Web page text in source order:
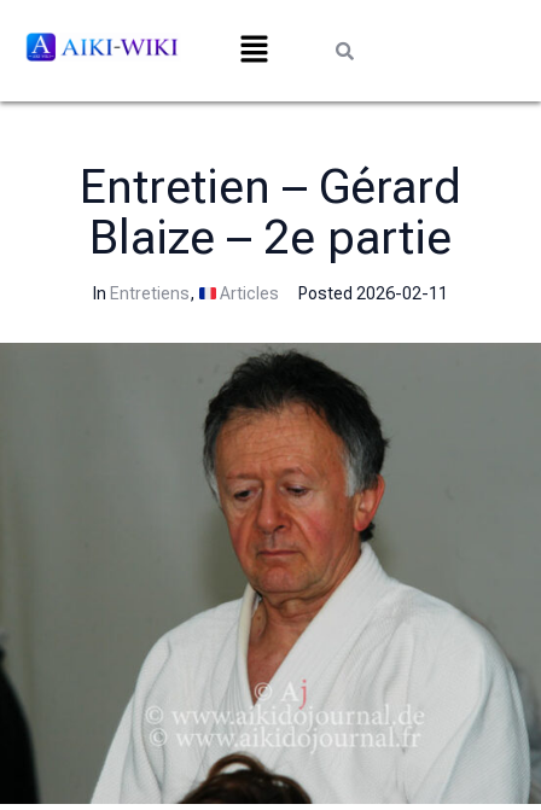
Entretien – Gérard
Blaize – 2e partie
In Entretiens, Articles Posted2026-02-11